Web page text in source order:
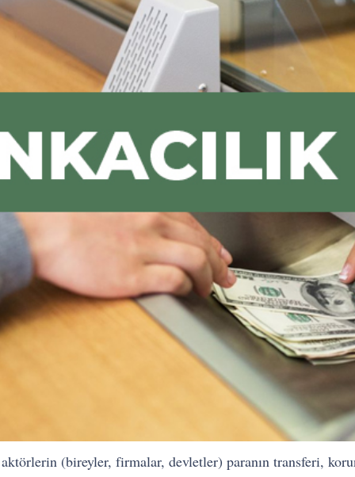
(bireyler, firmalar, devletler) paranın transferi,